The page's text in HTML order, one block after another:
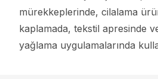
mürekkeplerinde, cilalama
kaplamada, tekstil apresinde
yağlama uygulamalarında